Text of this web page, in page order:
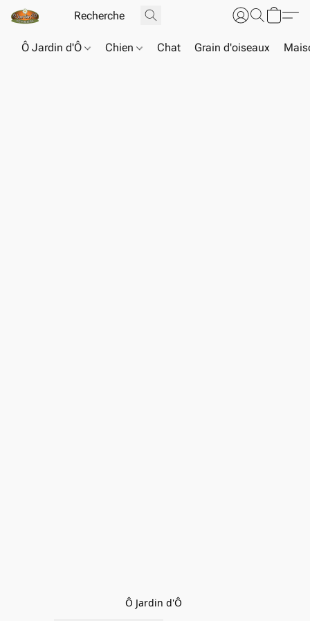
Ô Jardin d'Ô Chien Chat Grain d'oiseaux
Ô Jardin d'Ô